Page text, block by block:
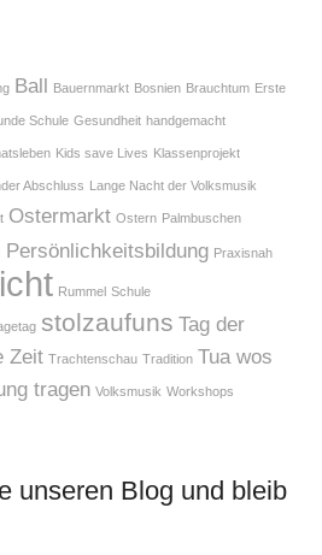
Ball Bauernmarkt Bosnien Brauchtum Erste
Schule Gesundheit handgemacht
Kids save Lives Klassenprojekt
Abschluss Lange Nacht der Volksmusik
Ostermarkt Ostern Palmbuschen
Persönlichkeitsbildung Praxisnah
Rummel Schule
stolzaufuns Tag der
Zeit Trachtenschau Tradition Tua wos
tragen Volksmusik Workshops
unseren Blog und bleib